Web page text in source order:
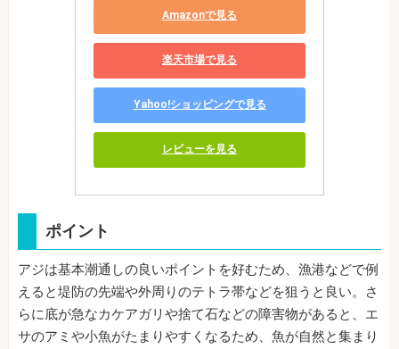
Amazonで見る
楽天市場で見る
Yahoo!ショッピングで見る
レビューを見る
ポイント
アジは基本潮通しの良いポイントを好むため、漁港などで例
えると堤防の先端や外周りのテトラ帯などを狙うと良い。さ
らに底が急なカケアガリや捨て石などの障害物があると、エ
サのアミや小魚がたまりやすくなるため、魚が自然と集まり